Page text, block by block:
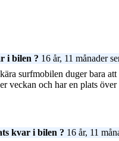
i bilen ? 16 år, 11 månader
surfmobilen duger bara
veckan och har en plats
kvar i bilen ? 16 år, 11